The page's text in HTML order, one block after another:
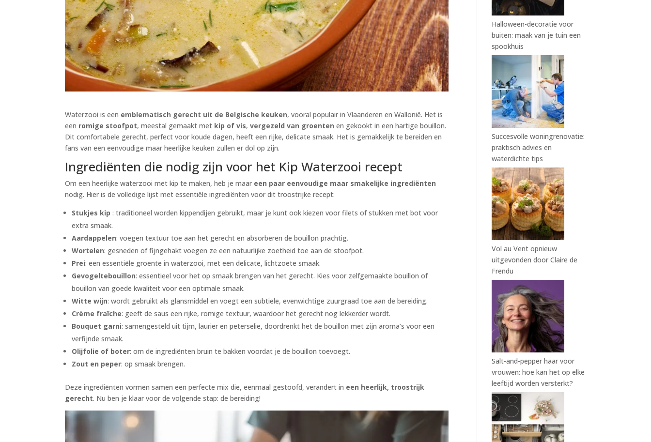
Waterzooi is een emblematisch gerecht uit de Belgische keuken, vooral populair in Vlaanderen en Wallonië. Het is
een romige stoofpot, meestal gemaakt met kip of vis,vergezeld van groenten en gekookt in een hartige bouillon.
Dit comfortabele gerecht, perfect voor koude dagen, heeft een rijke, delicate smaak. Het is gemakkelijk te bereiden en
fans van een eenvoudige maar heerlijke keuken zullen er dol op zijn.
Ingrediënten die nodig zijn voor het Kip Waterzooi recept
Om een heerlijke waterzooi met kip te maken, heb je maar een paar eenvoudige maar smakelijke ingrediënten
nodig. Hier is de volledige lijst met essentiële ingrediënten voor dit troostrijke recept:
Stukjes kip: traditioneel worden kippendijen gebruikt, maar je kunt ook kiezen voor filets of stukken met bot voor
extra smaak.
Aardappelen: voegen textuur toe aan het gerecht en absorberen de bouillon prachtig.
Wortelen: gesneden of fijngehakt voegen ze een natuurlijke zoetheid toe aan de stoofpot.
Prei: een essentiële groente in waterzooi, met een delicate, lichtzoete smaak.
Gevogeltebouillon: essentieel voor het op smaak brengen van het gerecht. Kies voor zelfgemaakte bouillon of
bouillon van goede kwaliteit voor een optimale smaak.
Witte wijn: wordt gebruikt als glansmiddel en voegt een subtiele, evenwichtige zuurgraad toe aan de bereiding.
Crème fraîche: geeft de saus een rijke, romige textuur, waardoor het gerecht nog lekkerder wordt.
Bouquet garni: samengesteld uit tijm, laurier en peterselie, doordrenkt het de bouillon met zijn aroma’s voor een
verfijnde smaak.
Olijfolie of boter: om de ingrediënten bruin te bakken voordat je de bouillon toevoegt.
Zout en peper: op smaak brengen.
Deze ingrediënten vormen samen een perfecte mix die, eenmaal gestoofd, verandert in een heerlijk, troostrijk
gerecht. Nu ben je klaar voor de volgende stap: de bereiding!
Halloween-decoratie voor
buiten: maak van je tuin een
spookhuis
Succesvolle woningrenovatie:
praktisch advies en
waterdichte tips
Vol au Vent opnieuw
uitgevonden door Claire de
Frendu
Salt-and-pepper haar voor
vrouwen: hoe kan het op elke
leeftijd worden versterkt?